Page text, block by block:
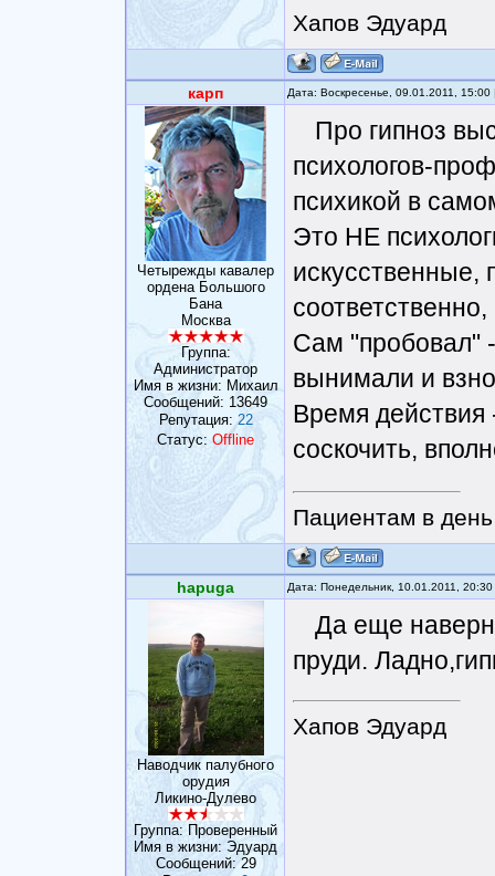
Хапов Эдуард
карп Дата: Воскресенье, 09.01.2011,
Четырежды кавалер
ордена Большого
Бана
Москва
Группа:
Администратор
Имя в жизни: Михаил
Сообщений: 13649
Репутация:22
Статус: Offline
Про гипноз
психологов-
психикой в
Это НЕ
искусственные,
Сам "пробовал"
вынимали и
Время действия
соскочить,
Пациентам в
hapuga Дата: Понедельник, 10.01.2011,
Наводчик палубного
орудия
Ликино-Дулево
Группа: Проверенный
Имя в жизни: Эдуард
Сообщений:29
Да еще
пруди.
Хапов Эдуард